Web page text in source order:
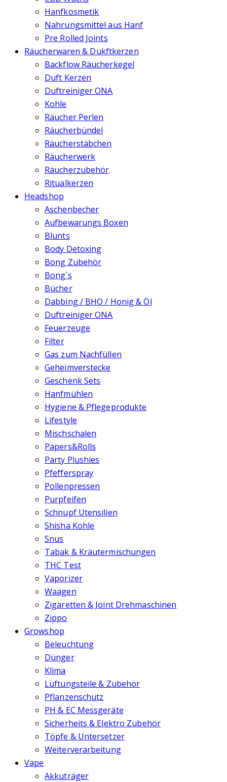
Hanfkosmetik
Nahrungsmittel aus Hanf
Pre Rolled Joints
Räucherwaren & Dukftkerzen
Backflow Räucherkegel
Duft Kerzen
Duftreiniger ONA
Kohle
Räucher Perlen
Räucherbündel
Räucherstäbchen
Räucherwerk
Räucherzubehör
Ritualkerzen
Headshop
Aschenbecher
Aufbewarungs Boxen
Blunts
Body Detoxing
Bong Zubehör
Bong`s
Bücher
Dabbing / BHO / Honig & Öl
Duftreiniger ONA
Feuerzeuge
Filter
Gas zum Nachfüllen
Geheimverstecke
Geschenk Sets
Hanfmühlen
Hygiene & Pflegeprodukte
Lifestyle
Mischschalen
Papers&Rolls
Party Plushies
Pfefferspray
Pollenpressen
Purpfeifen
Schnupf Utensilien
Shisha Kohle
Snus
Tabak & Kräutermischungen
THC Test
Vaporizer
Waagen
Zigaretten & Joint Drehmaschinen
Zippo
Growshop
Beleuchtung
Dünger
Klima
Lüftungsteile & Zubehör
Pflanzenschutz
PH & EC Messgeräte
Sicherheits & Elektro Zubehör
Töpfe & Untersetzer
Weiterverarbeitung
Vape
Akkuträger